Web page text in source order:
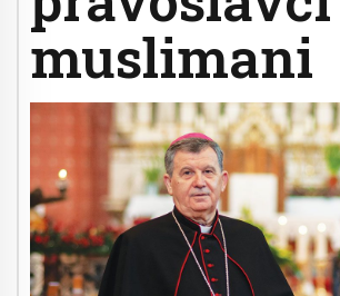
muslimani